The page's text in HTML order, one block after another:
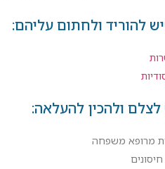
ולהכין להעלאה:
מרופא משפחה